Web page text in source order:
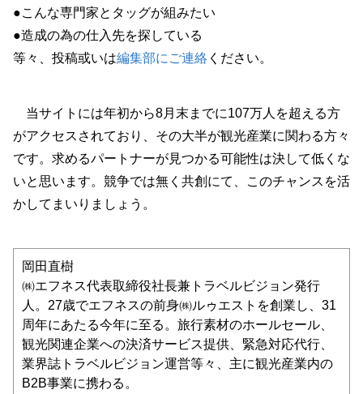
●こんな専門家とタッグが組みたい
●造成の為の仕入先を探している
等々、投稿或いは編集部にご連絡 ください。
当サイトには年初から8月末までに107万人を超える方
がアクセスされており、その大半が観光産業に関わる方々
です。求めるパートナーが見つかる可能性は決して低くな
いと思います。競争では無く共創にて、このチャンスを活
かしてまいりましょう。
岡田直樹
㈱エフネス代表取締役社長兼トラベルビジョン発行
人。27歳でエフネスの前身㈱ルゥエストを創業し、31
周年にあたる今年に至る。旅行素材のホールセール、
観光関連企業への決済サービス提供、緊急対応代行、
業界誌トラベルビジョン運営等々、主に観光産業内の
B2B事業に携わる。